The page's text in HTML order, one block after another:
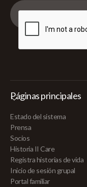
Páginas principales
Estado del sistema
Prensa
Socios
Historia II Care
Registra historias de vida
Inicio de sesión grupal
Portal familiar